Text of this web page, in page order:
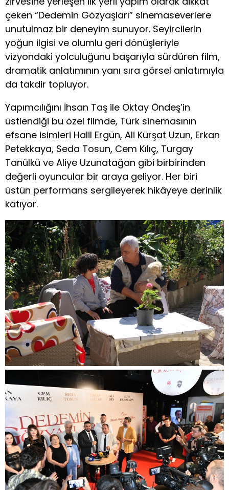
çeken “Dedemin Gözyaşları” sinemaseverlere
unutulmaz bir deneyim sunuyor. Seyircilerin
yoğun ilgisi ve olumlu geri dönüşleriyle
vizyondaki yolculuğunu başarıyla sürdüren film,
dramatik anlatımının yanı sıra görsel anlatımıyla
da takdir topluyor.
Yapımcılığını İhsan Taş ile Oktay Öndeş’in
üstlendiği bu özel filmde, Türk sinemasının
efsane isimleri Halil Ergün, Ali Kürşat Uzun, Erkan
Petekkaya, Seda Tosun, Cem Kılıç, Turgay
Tanülkü ve Aliye Uzunatağan gibi birbirinden
değerli oyuncular bir araya geliyor. Her biri
üstün performans sergileyerek hikâyeye derinlik
katıyor.